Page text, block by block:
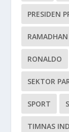
PRESIDEN
RONALDO
SEKTOR
SPORT
TIMNAS